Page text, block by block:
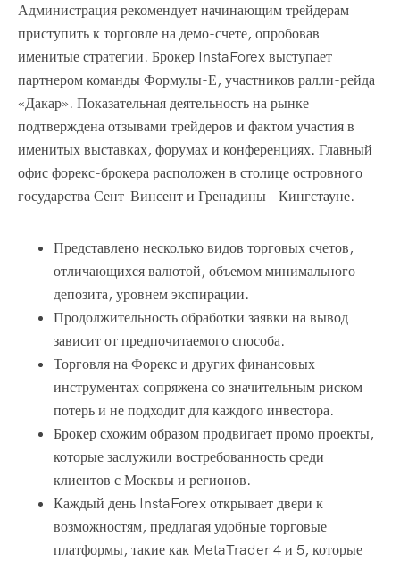
Администрация рекомендует начинающим трейдерам
приступить к торговле на демо-счете, опробовав
именитые стратегии. Брокер InstaForex выступает
партнером команды Формулы-Е, участников ралли-рейда
«Дакар». Показательная деятельность на рынке
подтверждена отзывами трейдеров и фактом участия в
именитых выставках, форумах и конференциях. Главный
офис форекс-брокера расположен в столице островного
государства Сент-Винсент и Гренадины – Кингстауне.
Представлено несколько видов торговых счетов,
отличающихся валютой, объемом минимального
депозита, уровнем экспирации.
Продолжительность обработки заявки на вывод
зависит от предпочитаемого способа.
Торговля на Форекс и других финансовых
инструментах сопряжена со значительным риском
потерь и не подходит для каждого инвестора.
Брокер схожим образом продвигает промо проекты,
которые заслужили востребованность среди
клиентов с Москвы и регионов.
Каждый день InstaForex открывает двери к
возможностям, предлагая удобные торговые
платформы, такие как MetaTrader 4 и 5, которые